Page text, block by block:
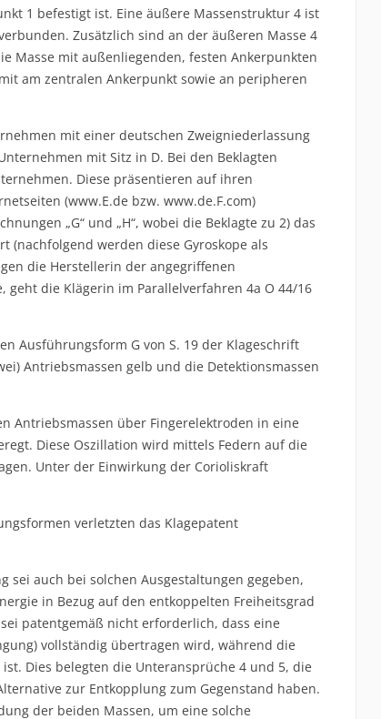
1 befestigt ist. Eine äußere Massenstruktur 4 ist
Zusätzlich sind an der äußeren Masse 4
Masse mit außenliegenden, festen Ankerpunkten
am zentralen Ankerpunkt sowie an peripheren
mit einer deutschen Zweigniederlassung
mit Sitz in D. Bei den Beklagten
Diese präsentieren auf ihren
(www.E.de bzw. www.de.F.com)
„G“ und „H“, wobei die Beklagte zu 2) das
(nachfolgend werden diese Gyroskope als
die Herstellerin der angegriffenen
die Klägerin im Parallelverfahren 4a O 44/16
Ausführungsform G von S. 19 der Klageschrift
Antriebsmassen gelb und die Detektionsmassen
Antriebsmassen über Fingerelektroden in eine
Diese Oszillation wird mittels Federn auf die
Unter der Einwirkung der Corioliskraft
verletzten das Klagepatent
sei auch bei solchen Ausgestaltungen gegeben,
in Bezug auf den entkoppelten Freiheitsgrad
patentgemäß nicht erforderlich, dass eine
vollständig übertragen wird, während die
Dies belegten die Unteransprüche 4 und 5, die
zur Entkopplung zum Gegenstand haben.
der beiden Massen, um eine solche